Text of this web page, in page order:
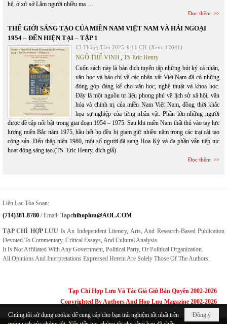
hệ, ở xứ sở Lắm người nhiều ma …
Đọc thêm
THẾ GIỚI SÁNG TẠO CỦA MIỀN NAM VIỆT NAM VÀ HẢI NGOẠI
1954 – ĐẾN HIỆN TẠI – TẬP 1
13 Tháng Tám 2025 9:11 CH (Xem: 12041)
NGÔ THẾ VINH, TS Eric Henry
Cuốn sách này là bản dịch tuyển tập những bút ký cá nhân,
văn học và báo chí về các nhân vật Việt Nam đã có những
đóng góp đáng kể cho văn học, nghệ thuật và khoa học.
Đây là một nguồn tư liệu phong phú về lịch sử xã hội, văn
hóa và chính trị của miền Nam Việt Nam, đồng thời khắc
họa sự nghiệp của từng nhân vật. Phần lớn những người
được đề cập nổi bật trong giai đoạn 1954 – 1975. Sau khi miền Nam thất thủ vào tay lực
lượng miền Bắc năm 1975, hầu hết họ đều bị giam giữ nhiều năm trong các trại cải tạo
cộng sản. Đến thập niên 1980, một số người đã sang Hoa Kỳ và đa phần vẫn tiếp tục
hoạt động sáng tạo.(TS. Eric Henry, dịch giả)
Đọc thêm
Liên Lạc Tòa Soạn:
(714)381-8780 / Email: TapcHihopluu@AOL.COM
TẠP CHÍ HỢP LƯU Is An Independent Literary, Arts, And Research-Based Publication
Devoted To Commentary, Critical Essays, And Cultural Analysis.
It Is Not Affiliated With Any Government, Political Party, Or Political Organization.
All Opinions And Interpretations Expressed Herein Are Solely Those Of The Authors.
Tạp Chí Hợp Lưu Và Tác Giả Giữ Bản Quyền 2002-2026
Copyrighted By Authors And Hop Luu Magazine 2002-2026
Đồng ý
Chúng tôi sử dụng cookie để cung cấp cho bạn trải nghiệm tốt nhất trên